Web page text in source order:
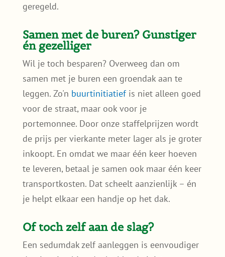
geregeld.
Samen met de buren? Gunstiger
én gezelliger
Wil je toch besparen? Overweeg dan om
samen met je buren een groendak aan te
leggen. Zo'n buurtinitiatiefis niet alleen goed
voor de straat, maar ook voor je
portemonnee. Door onze staffelprijzen wordt
de prijs per vierkante meter lager als je groter
inkoopt. En omdat we maar één keer hoeven
te leveren, betaal je samen ook maar één keer
transportkosten. Dat scheelt aanzienlijk – én
je helpt elkaar een handje op het dak.
Of toch zelf aan de slag?
Een sedumdak zelf aanleggen is eenvoudiger